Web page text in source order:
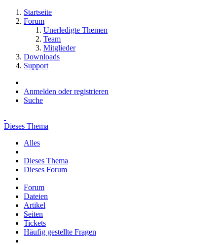
Startseite
Forum
Unerledigte Themen
Team
Mitglieder
Downloads
Support
Anmelden oder registrieren
Suche
Dieses Thema
Alles
Dieses Thema
Dieses Forum
Forum
Dateien
Artikel
Seiten
Tickets
Häufig gestellte Fragen